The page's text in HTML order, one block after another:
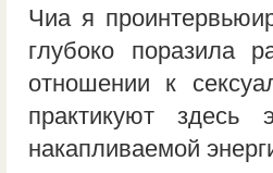
Чиа я
глубоко поразила
отношении к
практикуют
накапливаемой